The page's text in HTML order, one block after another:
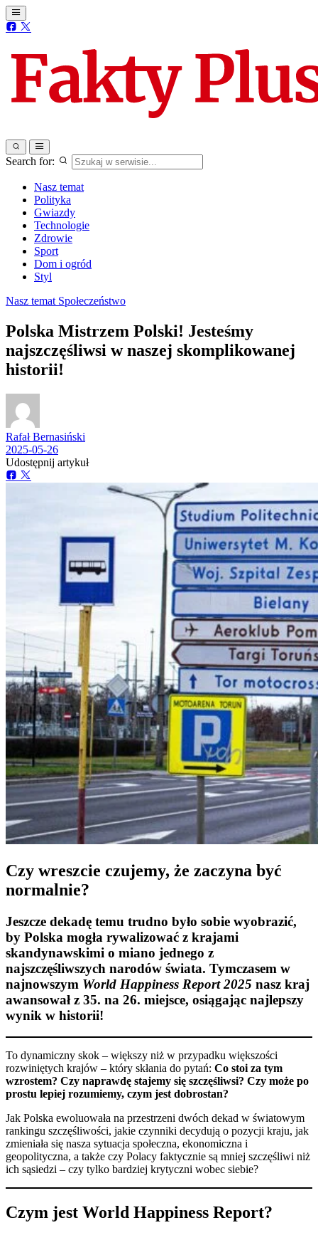
Search for:
Nasz temat
Polityka
Gwiazdy
Technologie
Zdrowie
Sport
Dom i ogród
Styl
Nasz temat Społeczeństwo
Polska Mistrzem Polski! Jesteśmy
najszczęśliwsi w naszej skomplikowanej
historii!
Rafał Bernasiński
2025-05-26
Udostępnij artykuł
Czy wreszcie czujemy, że zaczyna być
normalnie?
Jeszcze dekadę temu trudno było sobie wyobrazić,
by Polska mogła rywalizować z krajami
skandynawskimi o miano jednego z
najszczęśliwszych narodów świata. Tymczasem w
najnowszym World Happiness Report 2025 nasz kraj
awansował z 35. na 26. miejsce, osiągając najlepszy
wynik w historii!
To dynamiczny skok – większy niż w przypadku większości
rozwiniętych krajów – który skłania do pytań: Co stoi za tym
wzrostem? Czy naprawdę stajemy się szczęśliwsi? Czy może po
prostu lepiej rozumiemy, czym jest dobrostan?
Jak Polska ewoluowała na przestrzeni dwóch dekad w światowym
rankingu szczęśliwości, jakie czynniki decydują o pozycji kraju, jak
zmieniała się nasza sytuacja społeczna, ekonomiczna i
geopolityczna, a także czy Polacy faktycznie są mniej szczęśliwi niż
ich sąsiedzi – czy tylko bardziej krytyczni wobec siebie?
Czym jest World Happiness Report?